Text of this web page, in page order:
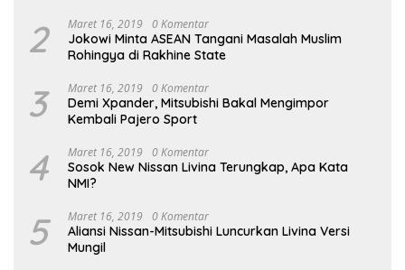
2 Maret 16, 2019 0 Komentar
Jokowi Minta ASEAN Tangani Masalah Muslim
Rohingya di Rakhine State
3 Maret 16, 2019 0 Komentar
Demi Xpander, Mitsubishi Bakal Mengimpor
Kembali Pajero Sport
4 Maret 16, 2019 0 Komentar
Sosok New Nissan Livina Terungkap, Apa Kata
NMI?
5 Maret 16, 2019 0 Komentar
Aliansi Nissan-Mitsubishi Luncurkan Livina Versi
Mungil